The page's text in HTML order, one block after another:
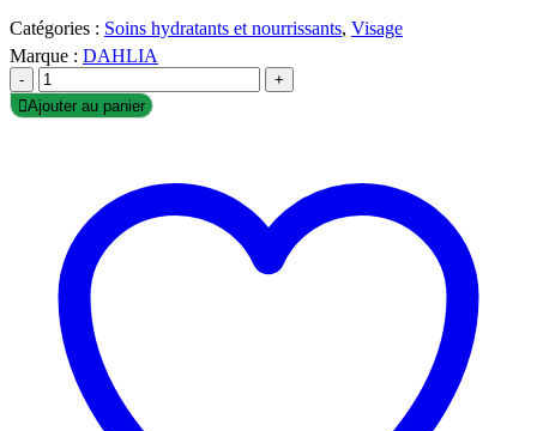
Catégories : Soins hydratants et nourrissants, Visage
Marque : DAHLIA
-
+
Ajouter au panier